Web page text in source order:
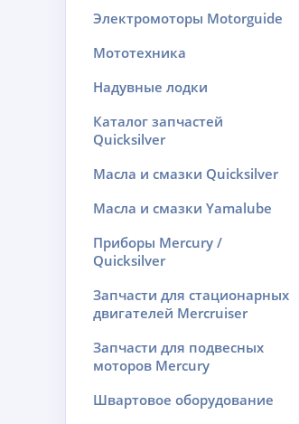
Электромоторы Motorguide
Мототехника
Надувные лодки
Каталог запчастей
Quicksilver
Масла и смазки Quicksilver
Масла и смазки Yamalube
Приборы Mercury /
Quicksilver
Запчасти для стационарных
двигателей Mercruiser
Запчасти для подвесных
моторов Mercury
Швартовое оборудование